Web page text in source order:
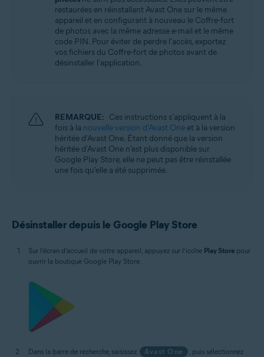
restaurées en réinstallant Avast One sur le même
appareil et en configurant à nouveau le Coffre-fort
de photos avec la même adresse e-mail et le même
code PIN. Pour éviter de perdre l'accès, exportez
vos fichiers du Coffre-fort de photos avant de
désinstaller l'application.
REMARQUE: Ces instructions s'appliquent à la
fois à la nouvelle version d'Avast One et à la version
héritée d'Avast One. Étant donné que la version
héritée d'Avast One n'est plus disponible sur
Google Play Store, elle ne peut pas être réinstallée
une fois qu'elle a été supprimée.
Désinstaller depuis le Google Play Store
Sur l’écran d’accueil de votre appareil, appuyez sur l’icône Play Store pour
ouvrir la boutique Google Play Store.
Dans la barre de recherche, saisissez Avast One
, puis sélectionnez